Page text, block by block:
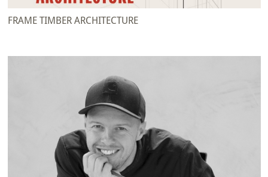
FRAME TIMBER ARCHITECTURE